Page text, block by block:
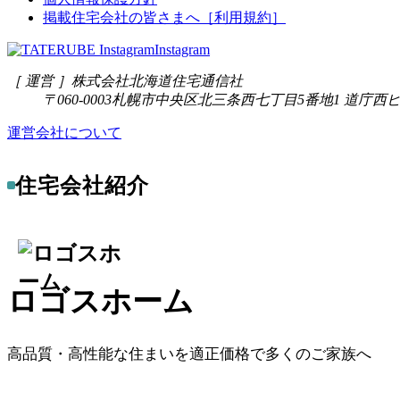
掲載住宅会社の皆さまへ［利用規約］
Instagram
［ 運営 ］ 株式会社北海道住宅通信社
〒060-0003札幌市中央区北三条西七丁目5番地1 道庁西
運営会社について
住宅会社紹介
ロゴスホーム
高品質・高性能な住まいを適正価格で多くのご家族へ